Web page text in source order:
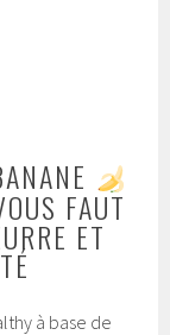
FAUT
ET
à base de